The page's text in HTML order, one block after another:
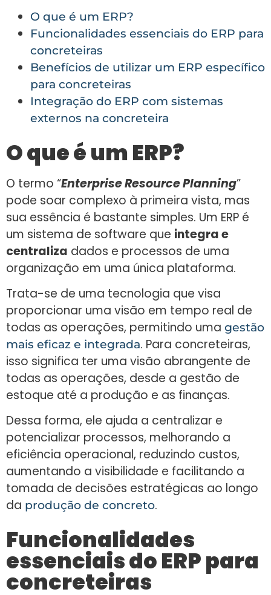
O que é um ERP?
Funcionalidades essenciais do ERP para
concreteiras
Benefícios de utilizar um ERP específico
para concreteiras
Integração do ERP com sistemas
externos na concreteira
O que é um ERP?
O termo “Enterprise Resource Planning”
pode soar complexo à primeira vista, mas
sua essência é bastante simples. Um ERP é
um sistema de software que integra e
centraliza dados e processos de uma
organização em uma única plataforma.
Trata-se de uma tecnologia que visa
proporcionar uma visão em tempo real de
todas as operações, permitindo uma gestão
mais eficaz e integrada. Para concreteiras,
isso significa ter uma visão abrangente de
todas as operações, desde a gestão de
estoque até a produção e as finanças.
Dessa forma, ele ajuda a centralizar e
potencializar processos, melhorando a
eficiência operacional, reduzindo custos,
aumentando a visibilidade e facilitando a
tomada de decisões estratégicas ao longo
da produção de concreto.
Funcionalidades
essenciais do ERP para
concreteiras